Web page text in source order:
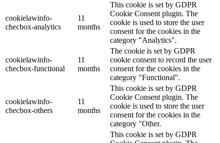
cookielawinfo-
checbox-analytics
11
months
This cookie is set by GDPR
Cookie Consent plugin. The
cookie is used to store the user
consent for the cookies in the
category "Analytics".
cookielawinfo-
checbox-functional
11
months
The cookie is set by GDPR
cookie consent to record the user
consent for the cookies in the
category "Functional".
cookielawinfo-
checbox-others
11
months
This cookie is set by GDPR
Cookie Consent plugin. The
cookie is used to store the user
consent for the cookies in the
category "Other.
This cookie is set by GDPR